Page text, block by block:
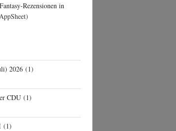
Rezensionen in
2026 (1)
CDU (1)
(1)